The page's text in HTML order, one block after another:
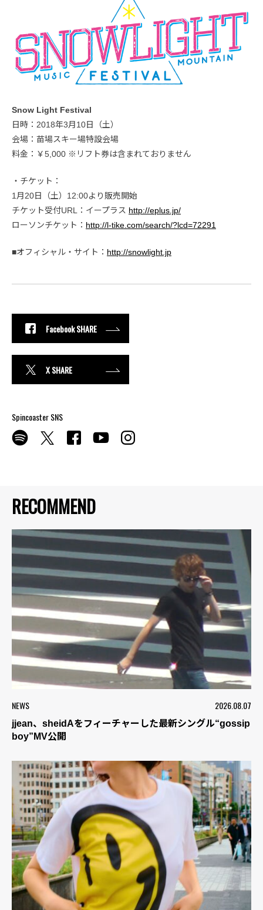
RECOMMEND
NEWS 2026.08.07
jjean、sheidAをフィーチャーした最新シングル“gossip
boy”MV公開
Snow Light Festival
日時：2018年3月10日（土）
会場：苗場スキー場特設会場
料金：￥5,000 ※リフト券は含まれておりません
・チケット：
1月20日（土）12:00より販売開始
チケット受付URL：イープラス http://eplus.jp/
ローソンチケット： http://l-tike.com/search/?lcd=72291
■オフィシャル・サイト： http://snowlight.jp
Facebook SHARE
X SHARE
Spincoaster SNS